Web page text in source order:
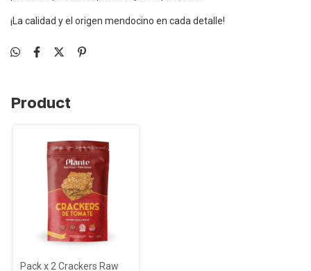
¡La calidad y el origen mendocino en cada detalle!
Product
Pack x 2 Crackers Raw